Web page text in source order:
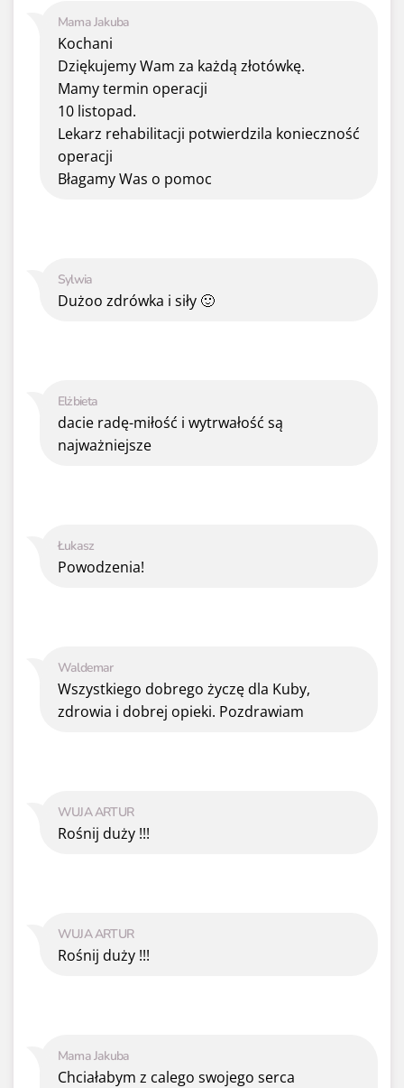
Mama Jakuba
Chciałabym z calego swojego serca
WUJA ARTUR
Rośnij duży !!!
WUJA ARTUR
Rośnij duży !!!
Waldemar
Wszystkiego dobrego życzę dla Kuby,
zdrowia i dobrej opieki. Pozdrawiam
Łukasz
Powodzenia!
Elżbieta
dacie radę-miłość i wytrwałość są
najważniejsze
Sylwia
Dużoo zdrówka i siły 🙂
Mama Jakuba
Kochani
Dziękujemy Wam za każdą złotówkę.
Mamy termin operacji
10 listopad.
Lekarz rehabilitacji potwierdzila konieczność
operacji
Błagamy Was o pomoc